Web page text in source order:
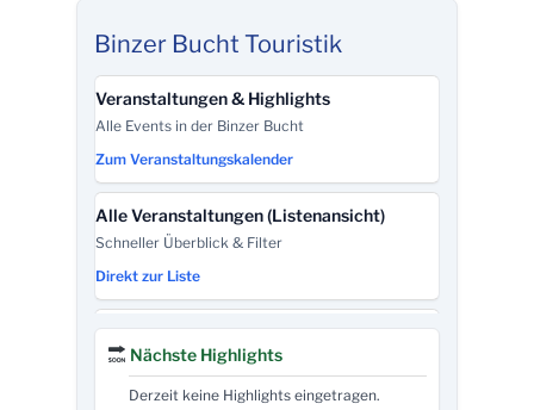
Binzer Bucht Touristik
Veranstaltungen & Highlights
Alle Events in der Binzer Bucht
Zum Veranstaltungskalender
Alle Veranstaltungen (Listenansicht)
Schneller Überblick & Filter
Direkt zur Liste
Touristinformation – Kontakt
Haus des Gastes · Tel. +49 (0)38393-148148
Infos & Anfahrt
Nächste Highlights
Derzeit keine Highlights eingetragen.